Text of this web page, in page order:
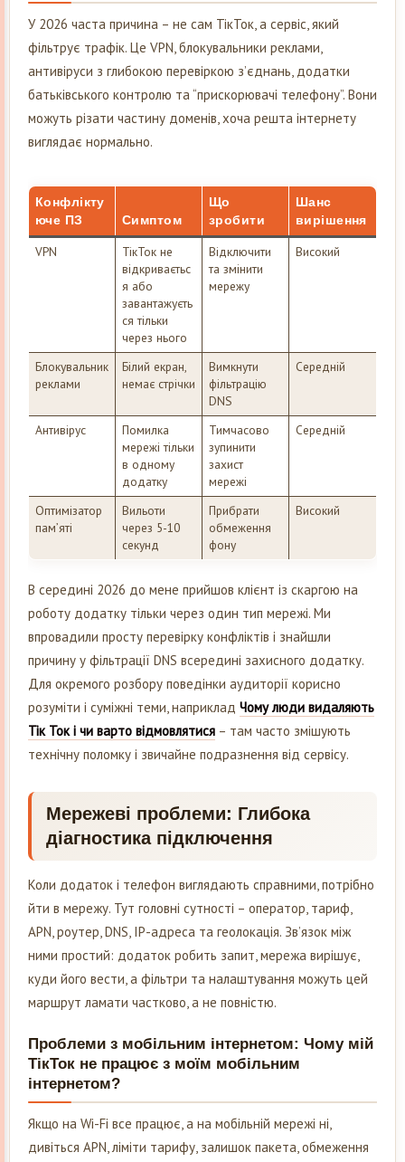
У 2026 часта причина – не сам ТікТок, а сервіс, який
фільтрує трафік. Це VPN, блокувальники реклами,
антивіруси з глибокою перевіркою з’єднань, додатки
батьківського контролю та “прискорювачі телефону”. Вони
можуть різати частину доменів, хоча решта інтернету
виглядає нормально.
Конфлікту
юче ПЗ
Симптом
Що
зробити
Шанс
вирішення
VPN
ТікТок не
відкриваєтьс
я або
завантажуєть
ся тільки
через нього
Відключити
та змінити
мережу
Високий
Блокувальник
реклами
Білий екран,
немає стрічки
Вимкнути
фільтрацію
DNS
Середній
Антивірус
Помилка
мережі тільки
в одному
додатку
Тимчасово
зупинити
захист
мережі
Середній
Оптимізатор
пам’яті
Вильоти
через 5-10
секунд
Прибрати
обмеження
фону
Високий
В середині 2026 до мене прийшов клієнт із скаргою на
роботу додатку тільки через один тип мережі. Ми
впровадили просту перевірку конфліктів і знайшли
причину у фільтрації DNS всередині захисного додатку.
Для окремого розбору поведінки аудиторії корисно
розуміти і суміжні теми, наприклад Чому люди видаляють
Тік Ток і чи варто відмовлятися – там часто змішують
технічну поломку і звичайне подразнення від сервісу.
Мережеві проблеми: Глибока
діагностика підключення
Коли додаток і телефон виглядають справними, потрібно
йти в мережу. Тут головні сутності – оператор, тариф,
APN, роутер, DNS, IP-адреса та геолокація. Зв’язок між
ними простий: додаток робить запит, мережа вирішує,
куди його вести, а фільтри та налаштування можуть цей
маршрут ламати частково, а не повністю.
Проблеми з мобільним інтернетом: Чому мій
ТікТок не працює з моїм мобільним
інтернетом?
Якщо на Wi-Fi все працює, а на мобільній мережі ні,
дивіться APN, ліміти тарифу, залишок пакета, обмеження